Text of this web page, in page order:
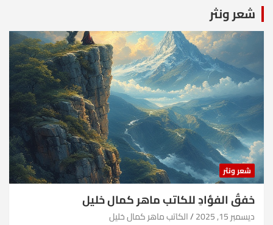
شعر ونثر
شعر ونثر
خفقُ الفؤادِ للكاتب ماهر كمال خليل
ديسمبر 15, 2025 الكاتب ماهر كمال خليل